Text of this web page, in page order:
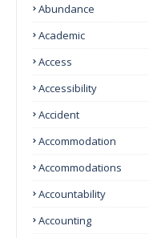
Abundance
Academic
Access
Accessibility
Accident
Accommodation
Accommodations
Accountability
Accounting